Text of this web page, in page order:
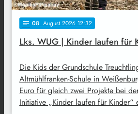
notes 08. August 2026 12:32
Lks. WUG | Kinder laufen für
Die Kids der Grundschule
Altmühlfranken-Schule in
Euro für gleich zwei Projekte bei
Initiative „Kinder laufen für